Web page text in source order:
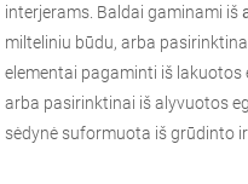
interjerams. Baldai gaminami iš
milteliniu būdu, arba
elementai pagaminti iš lakuotos
arba pasirinktinai iš alyvuotos
sėdynė suformuota iš grūdinto